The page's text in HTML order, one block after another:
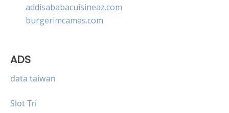
addisababacuisineaz.com
burgerimcamas.com
ADS
data taiwan
Slot Tri